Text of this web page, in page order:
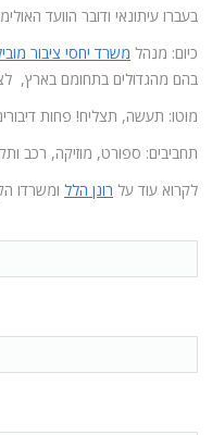
בעברו עיתונאי ודובר הוועד
כיום: מנהל משרד יחסי ציבור
בהם מהגדולים בתחומם בארץ,
מוטו: תעשה, תצליח! פחות
תחביבים: ספורט, מוזיקה, רכב
לקרוא עוד על רונן הלל ומשרדו